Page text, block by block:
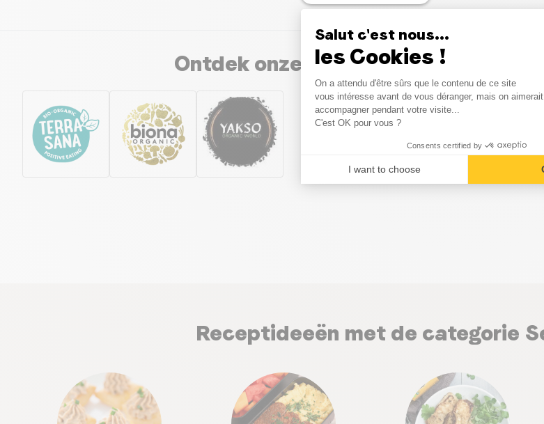
Ontdek onze merken in de
Receptideeën met de categorie
Salut c'est nous...
les Cookies !
Consent
On a attendu d'être sûrs que le contenu de ce site
vous intéresse avant de vous déranger, mais on
accompagner pendant votre visite...
C'est OK pour vous ?
Consents certified by
I want to choose
Axeptio consent